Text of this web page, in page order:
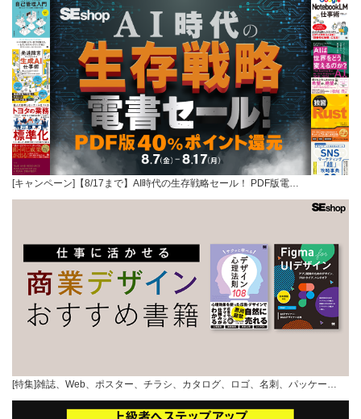
[キャンペーン]【8/17まで】AI時代の生存戦略セール！ PDF版電…
[特集]雑誌、Web、ポスター、チラシ、カタログ、ロゴ、名刺、パッケー…